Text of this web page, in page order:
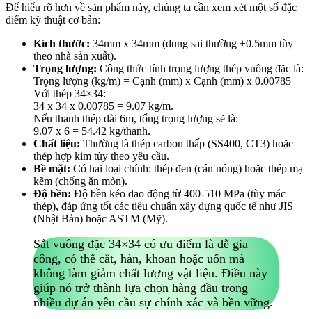
Để hiểu rõ hơn về sản phẩm này, chúng ta cần xem xét một số đặc
điểm kỹ thuật cơ bản:
Kích thước: 34mm x 34mm (dung sai thường ±0.5mm tùy
theo nhà sản xuất).
Trọng lượng: Công thức tính trọng lượng thép vuông đặc là:
Trọng lượng (kg/m) = Cạnh (mm) x Cạnh (mm) x 0.00785
Với thép 34×34:
34 x 34 x 0.00785 = 9.07 kg/m.
Nếu thanh thép dài 6m, tổng trọng lượng sẽ là:
9.07 x 6 = 54.42 kg/thanh.
Chất liệu: Thường là thép carbon thấp (SS400, CT3) hoặc
thép hợp kim tùy theo yêu cầu.
Bề mặt: Có hai loại chính: thép đen (cán nóng) hoặc thép mạ
kẽm (chống ăn mòn).
Độ bền: Độ bền kéo dao động từ 400-510 MPa (tùy mác
thép), đáp ứng tốt các tiêu chuẩn xây dựng quốc tế như JIS
(Nhật Bản) hoặc ASTM (Mỹ).
Sắt vuông đặc 34×34 có ưu điểm là dễ gia
công, có thể cắt, hàn, khoan hoặc uốn mà
không làm giảm chất lượng vật liệu. Điều này
giúp nó trở thành lựa chọn hàng đầu trong
nhiều dự án yêu cầu sự chính xác và bền vững.